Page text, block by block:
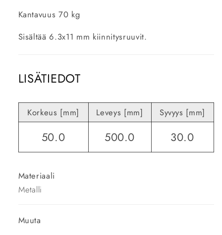
Kantavuus 70 kg
Sisältää 6.3x11 mm kiinnitysruuvit.
LISÄTIEDOT
Korkeus [mm] Leveys [mm] Syvyys [mm]
50.0 500.0 30.0
Materiaali
Metalli
Muuta